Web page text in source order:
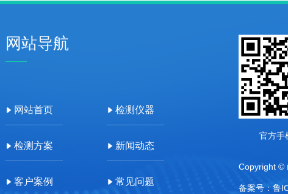
网站导航
网站首页 检测仪器
检测方案 新闻动态
客户案例 常见问题
官方手
Copyright ©
备案号：鲁